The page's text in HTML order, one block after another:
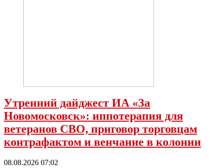
Утренний дайджест ИА «За
Новомосковск»: иппотерапия для
ветеранов СВО, приговор торговцам
контрафактом и венчание в колонии
08.08.2026 07:02